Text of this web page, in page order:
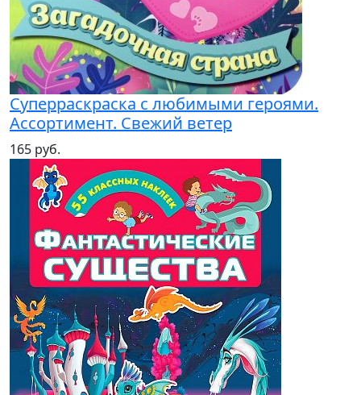
Суперраскраска с любимыми героями.
Ассортимент. Свежий ветер
165 руб.